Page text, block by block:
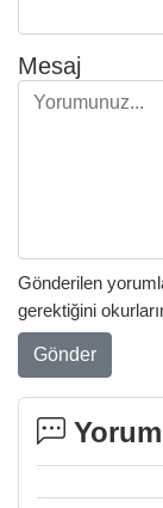
Mesaj
Gönderilen
gerektiğini
Gönder